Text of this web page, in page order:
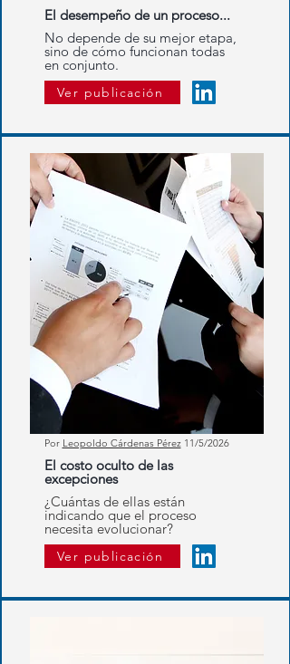
El desempeño de un proceso...
No depende de su mejor etapa,
sino de cómo funcionan todas
en conjunto.
Ver publicación
Por Leopoldo Cárdenas Pérez11/5/2026
El costo oculto de las
excepciones
¿Cuántas de ellas están
indicando que el proceso
necesita evolucionar?
Ver publicación